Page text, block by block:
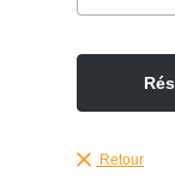
Retour